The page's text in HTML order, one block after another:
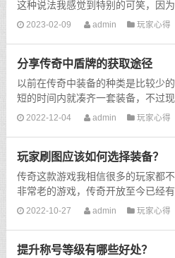
这种说法我感觉到特别的可笑，因
道士，刚开始升级的时候道士是比
2023-02-09 admin 玩家心得
分享传奇中盾牌的获取途径
以前在传奇中装备的种类是比较少
短的时间内就凑齐一套装备，不过
了，五花八门的装备让整个游戏的
2022-12-04 admin 玩家心得
玩家刷图应该如何选择装备？
传奇这款游戏我相信很多的玩家都
非常老的游戏，传奇开放至今已经
一款老游戏，但是完全奇的玩家数
2022-10-27 admin 玩家心得
提升称号等级有哪些好处？